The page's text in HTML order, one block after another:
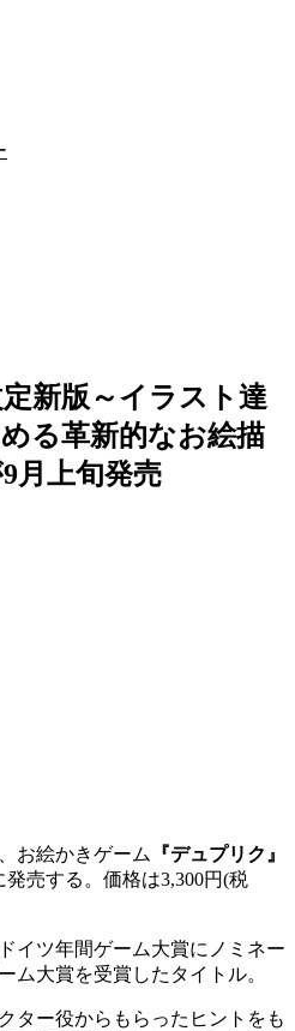
新版～イラスト達
る革新的なお絵描
月上旬発売
お絵かきゲーム
『デュプリク』
売する。価格は3,300円(税
イツ年間ゲーム大賞にノミネー
ム大賞を受賞したタイトル。
ター役からもらったヒントをも